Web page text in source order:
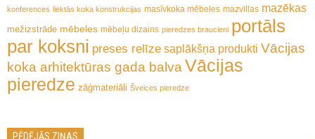
konferences liektās koka konstrukcijas masīvkoka mēbeles mazvillas mazēkas
mežizstrāde mēbeles mēbeļu dizains pieredzes braucieni portāls
par koksni preses relīze saplākšņa produkti Vācijas
koka arhitektūras gada balva Vācijas
pieredze zāģmateriāli Šveices pieredze
PĒDĒJĀS ZIŅAS